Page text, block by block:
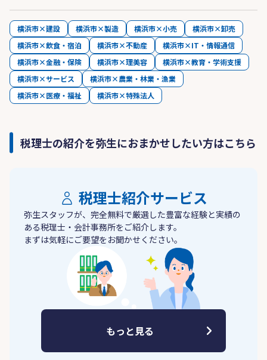
横浜市×建設 横浜市×製造 横浜市×小売
横浜市×卸売
横浜市×飲食・宿泊
横浜市×不動産
横浜市×IT・情報通信
横浜市×金融・保険
横浜市×理美容
横浜市×教育・学術支援
横浜市×サービス
横浜市×農業・林業・漁業
横浜市×医療・福祉
横浜市×特殊法人
税理士の紹介を弥生におまかせしたい方はこちら
税理士紹介サービス
弥生スタッフが、完全無料で厳選した豊富な経験と実績の
ある税理士・会計事務所をご紹介します。
まずは気軽にご要望をお聞かせください。
もっと見る